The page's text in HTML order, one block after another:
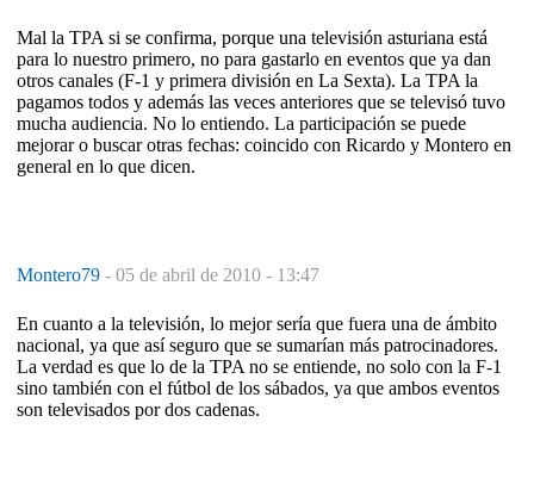
Mal la TPA si se confirma, porque una televisión asturiana está
para lo nuestro primero, no para gastarlo en eventos que ya dan
otros canales (F-1 y primera división en La Sexta). La TPA la
pagamos todos y además las veces anteriores que se televisó tuvo
mucha audiencia. No lo entiendo. La participación se puede
mejorar o buscar otras fechas: coincido con Ricardo y Montero en
general en lo que dicen.
Montero79 - 05 de abril de 2010 - 13:47
En cuanto a la televisión, lo mejor sería que fuera una de ámbito
nacional, ya que así seguro que se sumarían más patrocinadores.
La verdad es que lo de la TPA no se entiende, no solo con la F-1
sino también con el fútbol de los sábados, ya que ambos eventos
son televisados por dos cadenas.